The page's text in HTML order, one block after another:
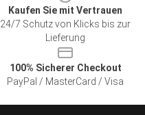
Kaufen Sie mit Vertrauen
24/7 Schutz von Klicks bis zur
Lieferung
100% Sicherer Checkout
PayPal / MasterCard / Visa